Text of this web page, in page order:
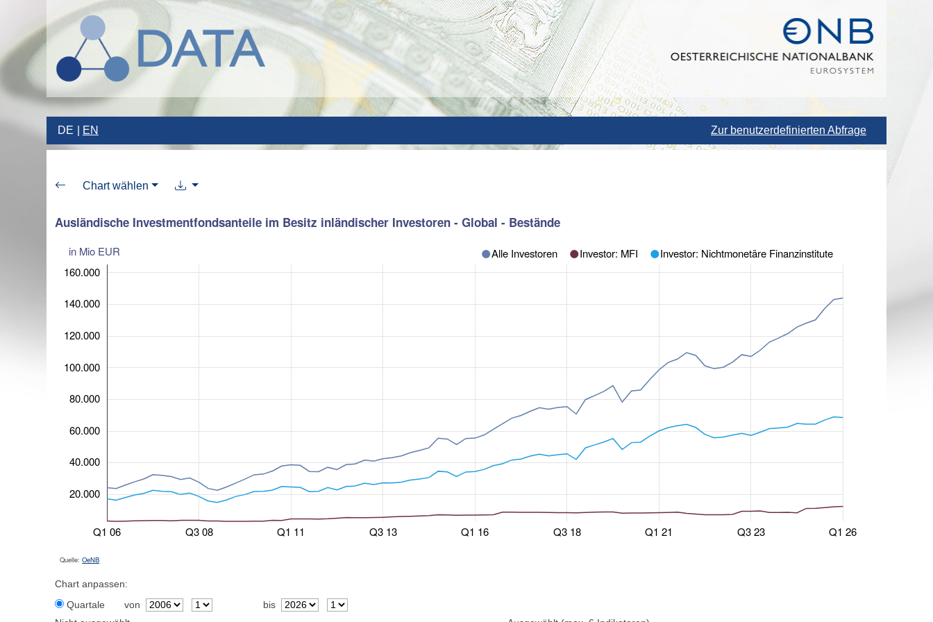
DE EN Zur benutzerdefinierten Abfrage
Chart wählen
Ausländische Investmentfondsanteile im Besitz inländischer Investoren - Global - Bestände
in Mio EUR
Q1 06 Q3 08 Q1 11 Q3 13 Q1 16 Q3 18 Q1 21 Q3 23 Q1 26
20.000
40.000
60.000
80.000
100.000
120.000
140.000
160.000
Alle Investoren Investor: MFI Investor: Nichtmonetäre Finanzinstitute
Quelle:OeNB
Chart anpassen:
Quartale
von
bis